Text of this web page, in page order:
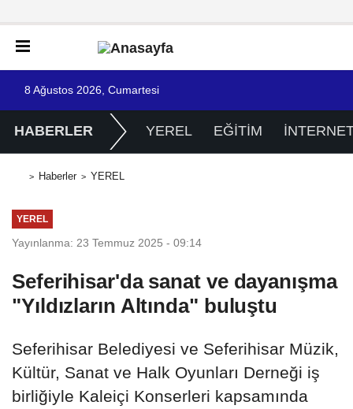
8 Ağustos 2026, Cumartesi
HABERLER YEREL EĞİTİM
Haberler YEREL
YEREL
Yayınlanma: 23 Temmuz 2025 - 09:14
Seferihisar'da sanat ve dayanışma
"Yıldızların Altında" buluştu
Seferihisar Belediyesi ve Seferihisar Müzik,
Kültür, Sanat ve Halk Oyunları Derneği iş
birliğiyle Kaleiçi Konserleri kapsamında